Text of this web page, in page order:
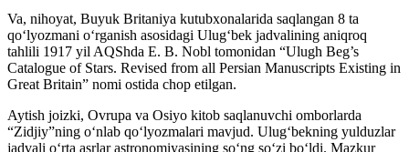
Va, nihoyat, Buyuk Britaniya kutubxonalarida saqlangan 8 ta
qo‘lyozmani o‘rganish asosidagi Ulug‘bek jadvalining aniqroq
tahlili 1917 yil AQShda E. B. Nobl tomonidan “Ulugh Beg’s
Catalogue of Stars. Revised from all Persian Manuscripts Existing in
Great Britain” nomi ostida chop etilgan.
Aytish joizki, Ovrupa va Osiyo kitob saqlanuvchi omborlarda
“Zidjiy”ning o‘nlab qo‘lyozmalari mavjud. Ulug‘bekning yulduzlar
jadvali o‘rta asrlar astronomiyasining so‘ng so‘zi bo‘ldi. Mazkur